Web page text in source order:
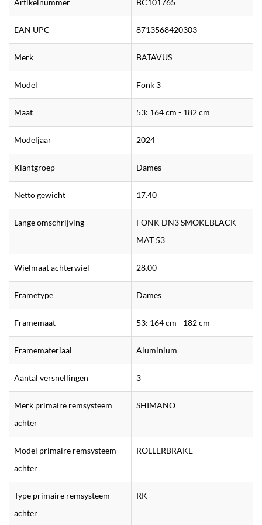
Artikelnummer BC101765
EAN UPC 8713568420303
Merk BATAVUS
Model Fonk 3
Maat 53: 164 cm - 182 cm
Modeljaar 2024
Klantgroep Dames
Netto gewicht 17.40
Lange omschrijving
FONK DN3 SMOKEBLACK-
MAT 53
Wielmaat achterwiel 28.00
Frametype Dames
Framemaat 53: 164 cm - 182 cm
Framemateriaal Aluminium
Aantal versnellingen 3
Merk primaire remsysteem
achter
SHIMANO
Model primaire remsysteem
achter
ROLLERBRAKE
Type primaire remsysteem
achter
RK